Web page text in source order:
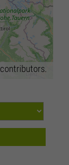
contributors.